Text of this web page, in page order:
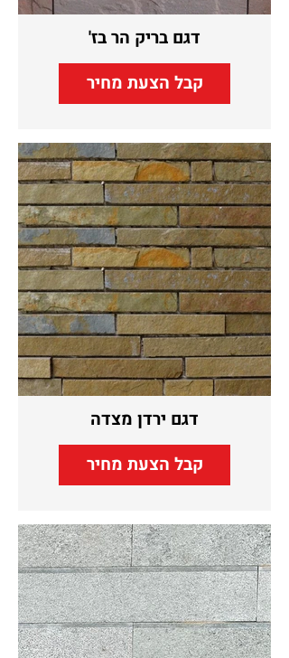
דגם בריק הר בז'
קבל הצעת מחיר
דגם ירדן מצדה
קבל הצעת מחיר